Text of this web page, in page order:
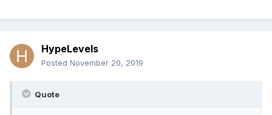
HypeLevels
Posted November 20, 2019
Quote